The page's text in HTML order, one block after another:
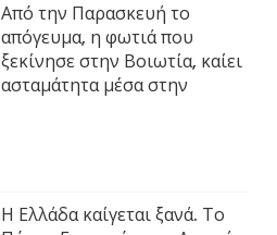
Από την Παρασκευή το
απόγευμα, η φωτιά που
ξεκίνησε στην Βοιωτία, καίει
ασταμάτητα μέσα στην
Η Ελλάδα καίγεται ξανά. Το